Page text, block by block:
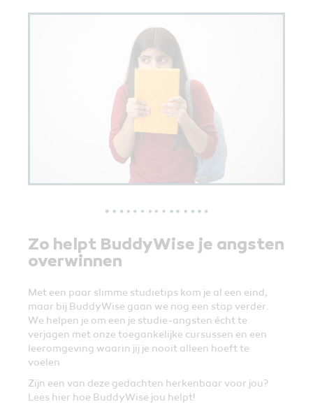
Zo helpt BuddyWise je angsten
overwinnen
Met een paar slimme studietips kom je al een eind,
maar bij BuddyWise gaan we nog een stap verder.
We helpen je om een je studie-angsten écht te
verjagen met onze toegankelijke cursussen en een
leeromgeving waarin jij je nooit alleen hoeft te
voelen
Zijn een van deze gedachten herkenbaar voor jou?
Lees hier hoe BuddyWise jou helpt!